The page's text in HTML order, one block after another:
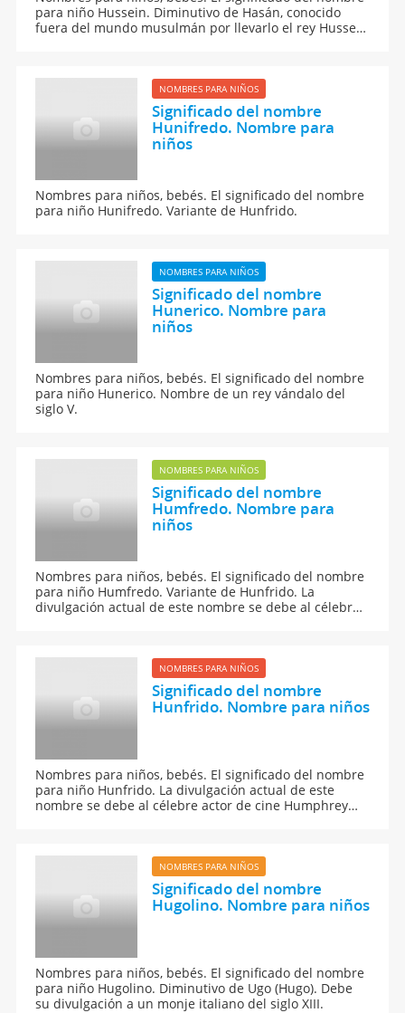
para niño Hussein. Diminutivo de Hasán, conocido
fuera del mundo musulmán por llevarlo el rey Hussein
NOMBRES PARA NIÑOS
Significado del nombre
Hunifredo. Nombre para
niños
Nombres para niños, bebés. El significado del nombre
para niño Hunifredo. Variante de Hunfrido.
NOMBRES PARA NIÑOS
Significado del nombre
Hunerico. Nombre para
niños
Nombres para niños, bebés. El significado del nombre
para niño Hunerico. Nombre de un rey vándalo del
siglo V.
NOMBRES PARA NIÑOS
Significado del nombre
Humfredo. Nombre para
niños
Nombres para niños, bebés. El significado del nombre
para niño Humfredo. Variante de Hunfrido. La
divulgación actual de este nombre se debe al célebre
NOMBRES PARA NIÑOS
Significado del nombre
Hunfrido. Nombre para niños
Nombres para niños, bebés. El significado del nombre
para niño Hunfrido. La divulgación actual de este
nombre se debe al célebre actor de cine Humphrey
NOMBRES PARA NIÑOS
Significado del nombre
Hugolino. Nombre para niños
Nombres para niños, bebés. El significado del nombre
para niño Hugolino. Diminutivo de Ugo (Hugo). Debe
su divulgación a un monje italiano del siglo XIII.